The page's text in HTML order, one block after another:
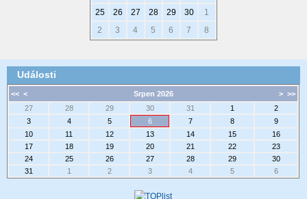
25
26 27 28 29 30
1
2
3 4 5 6 7 8
Události
<< < > >>
Srpen 2026
27
28 29 30 31 1
2
3
4 5 6 7 8
9
10
11 12 13 14 15
16
17
18 19 20 21 22
23
24
25 26 27 28 29
30
31
1 2 3 4 5 6